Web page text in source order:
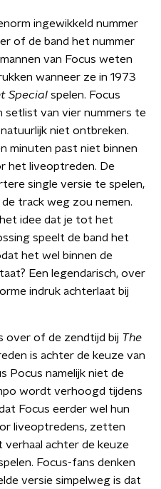
ingewikkeld nummer
of de band het nummer
van Focus weten
wanneer ze in 1973
Special spelen. Focus
setlist van vier nummers te
niet ontbreken.
minuten past niet binnen
het liveoptreden. De
single versie te spelen,
track weg zou nemen.
idee dat je tot het
speelt de band het
het wel binnen de
Een legendarisch, over
indruk achterlaat bij
over of de zendtijd bij The
is achter de keuze van
Pocus namelijk niet de
wordt verhoogd tijdens
Focus eerder wel hun
liveoptredens, zetten
verhaal achter de keuze
Focus-fans denken
versie simpelweg is dat